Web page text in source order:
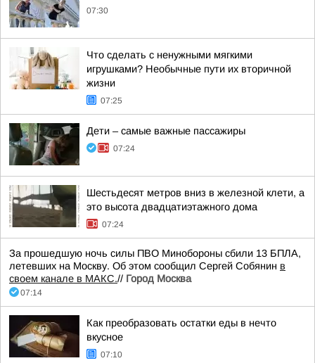
07:30
Что сделать с ненужными мягкими
игрушками? Необычные пути их вторичной
жизни
07:25
Дети – самые важные пассажиры
07:24
Шестьдесят метров вниз в железной клети, а
это высота двадцатиэтажного дома
07:24
За прошедшую ночь силы ПВО Минобороны сбили 13 БПЛА,
летевших на Москву. Об этом сообщил Сергей Собянин в
своем канале в МАКС.// Город Москва
07:14
Как преобразовать остатки еды в нечто
вкусное
07:10